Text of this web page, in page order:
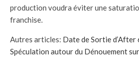
production voudra éviter une
franchise.
Autres articles: Date de Sortie
Spéculation autour du Dénouement